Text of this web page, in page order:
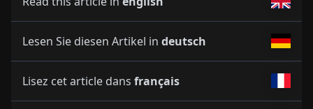
Lesen Sie diesen Artikel in deutsch
Lisez cet article dans français